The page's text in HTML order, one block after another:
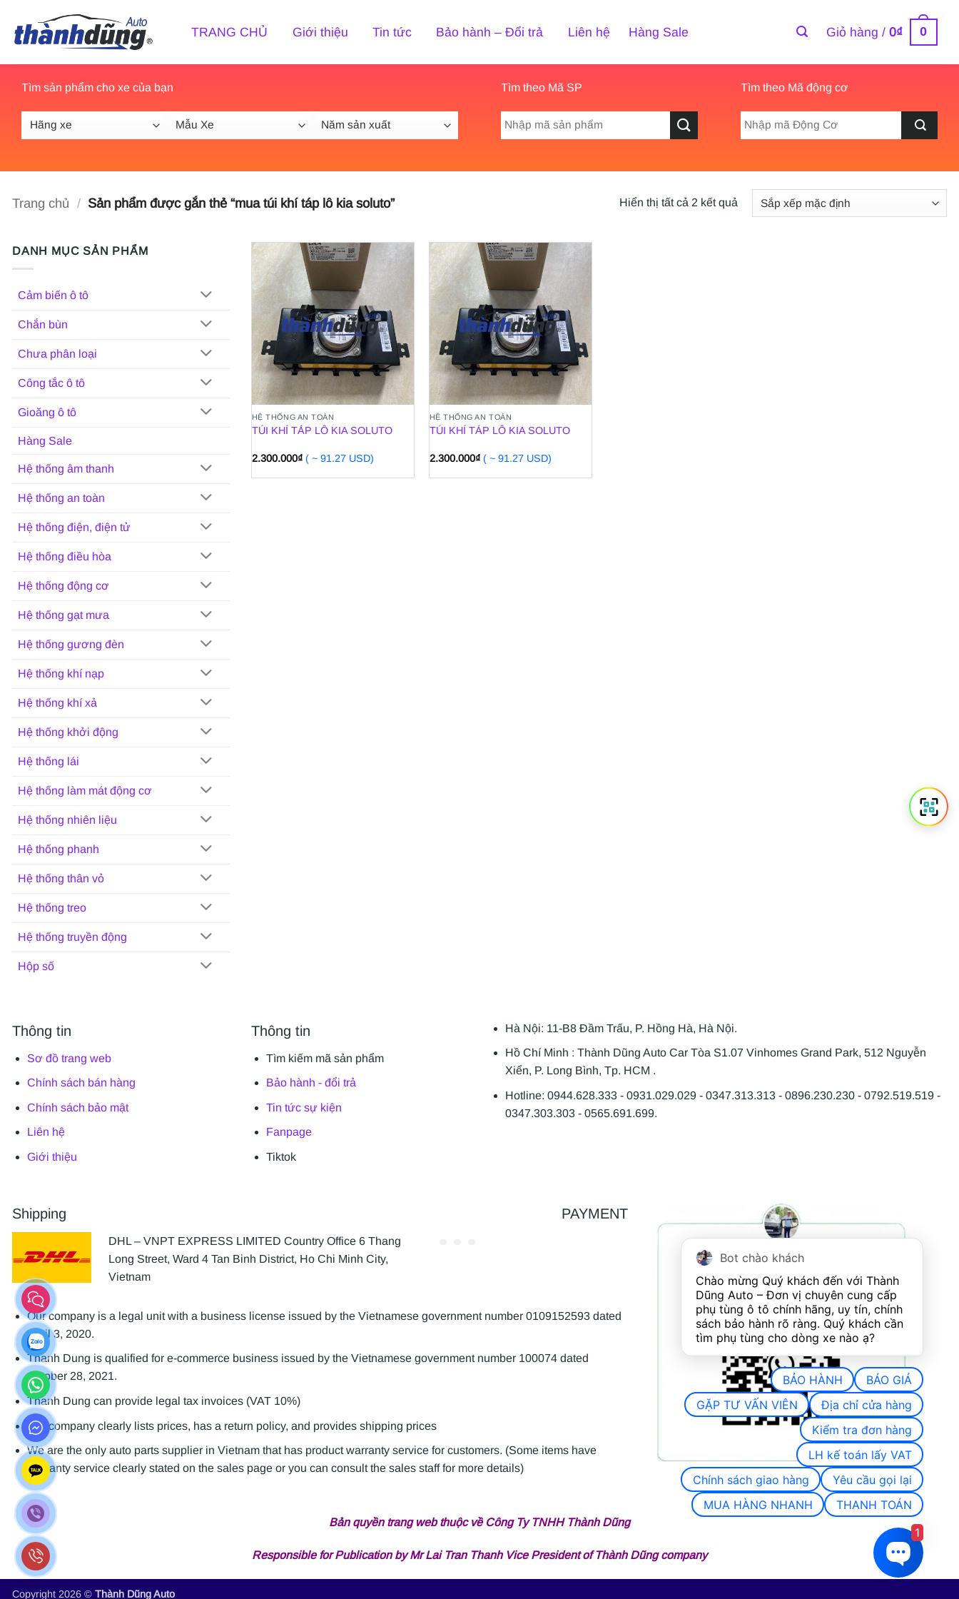
qua
nội
dung
TRANG CHỦ Giới thiệu Tin tức Bảo hành – Đổi trả Liên hệ Hàng Sale Giỏ hàng /0₫ 0
Tìm sản phẩm cho xe của bạn Tìm theo Mã SP
Tìm
Tìm theo Mã động cơ
Trang chủ / Sản phẩm được gắn thẻ “mua túi khí táp lô kia soluto” Hiển thị tất cả 2 kết quả
DANH MỤC SẢN PHẨM
Cảm biến ô tô
Chắn bùn
Chưa phân loại
Công tắc ô tô
Gioăng ô tô
Hàng Sale
Hệ thống âm thanh
Hệ thống an toàn
Hệ thống điện, điện tử
Hệ thống điều hòa
Hệ thống động cơ
Hệ thống gạt mưa
Hệ thống gương đèn
Hệ thống khí nạp
Hệ thống khí xả
Hệ thống khởi động
Hệ thống lái
Hệ thống làm mát động cơ
Hệ thống nhiên liệu
Hệ thống phanh
Hệ thống thân vỏ
Hệ thống treo
Hệ thống truyền động
Hộp số
HỆ THỐNG AN TOÀN
TÚI KHÍ TÁP LÔ KIA SOLUTO
2.300.000₫ ( ~ 91.27 USD)
HỆ THỐNG AN TOÀN
TÚI KHÍ TÁP LÔ KIA SOLUTO
2.300.000₫ ( ~ 91.27 USD)
Thông tin
Sơ đồ trang web
Chính sách bán hàng
Chính sách bảo mật
Liên hệ
Giới thiệu
Thông tin
Tìm kiếm mã sản phẩm
Bảo hành - đổi trả
Tin tức sự kiện
Fanpage
Tiktok
Hà Nội: 11-B8 Đầm Trấu, P. Hồng Hà, Hà Nội.
Hồ Chí Minh : Thành Dũng Auto Car Tòa S1.07 Vinhomes Grand Park, 512 Nguyễn
Xiển, P. Long Bình, Tp. HCM .
Hotline: 0944.628.333 - 0931.029.029 - 0347.313.313 - 0896.230.230 - 0792.519.519 -
0347.303.303 - 0565.691.699.
Shipping
DHL – VNPT EXPRESS LIMITED Country Office 6 Thang
Long Street, Ward 4 Tan Binh District, Ho Chi Minh City,
Vietnam
PAYMENT
Our company is a legal unit with a business license issued by the Vietnamese government number 0109152593 dated
April 3, 2020.
Thanh Dung is qualified for e-commerce business issued by the Vietnamese government number 100074 dated
October 28, 2021.
Thanh Dung can provide legal tax invoices (VAT 10%)
Our company clearly lists prices, has a return policy, and provides shipping prices
We are the only auto parts supplier in Vietnam that has product warranty service for customers. (Some items have
warranty service clearly stated on the sales page or you can consult the sales staff for more details)
Bản quyền trang web thuộc về Công Ty TNHH Thành Dũng
Responsible for Publication by Mr Lai Tran Thanh Vice President of Thành Dũng company
Copyright 2026 © Thành Dũng Auto
Bot chào khách
Chào mừng Quý khách đến với Thành
Dũng Auto – Đơn vị chuyên cung cấp
phụ tùng ô tô chính hãng, uy tín, chính
sách bảo hành rõ ràng. Quý khách cần
tìm phụ tùng cho dòng xe nào ạ?
BẢO HÀNH
BÁO GIÁ
GẶP TƯ VẤN VIÊN
Địa chỉ cửa hàng
Kiểm tra đơn hàng
LH kế toán lấy VAT
Chính sách giao hàng
Yêu cầu gọi lại
MUA HÀNG NHANH
THANH TOÁN
1